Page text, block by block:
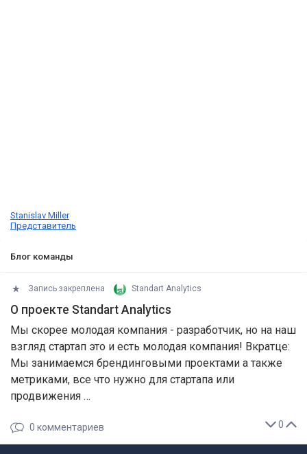
Stanislav Miller
Представитель
Блог команды
Запись закреплена Standart Analytics
О проекте Standart Analytics
Мы скорее молодая компания - разработчик, но на наш
взгляд стартап это и есть молодая компания! Вкратце:
Мы занимаемся брендинговыми проектами а также
метриками, все что нужно для стартапа или
продвижения …
0
0 комментариев